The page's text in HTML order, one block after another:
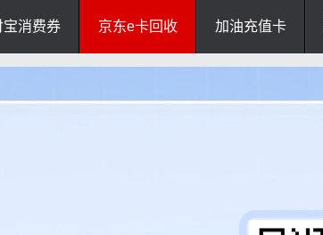
宝消费券 京东e卡回收 加油充值卡